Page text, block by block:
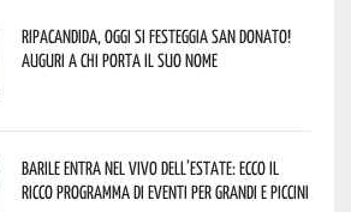
Ripacandida, oggi si festeggia San Donato!
Auguri a chi porta il suo nome
Barile entra nel vivo dell’estate: ecco il
ricco programma di eventi per grandi e piccini